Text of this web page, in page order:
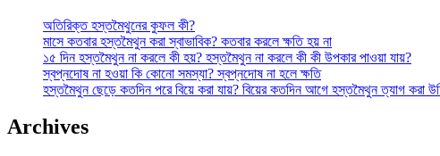
অতিরিক্ত হস্তমৈথুনের কুফল কী?
মাসে কতবার হস্তমৈথুন করা স্বাভাবিক? কতবার করলে ক্ষতি হয় না
১৫ দিন হস্তমৈথুন না করলে কী হয়? হস্তমৈথুন না করলে কী কী উপকার পাওয়া যায়?
স্বপ্নদোষ না হওয়া কি কোনো সমস্যা? স্বপ্নদোষ না হলে ক্ষতি
হস্তমৈথুন ছেড়ে কতদিন পরে বিয়ে করা যায়? বিয়ের কতদিন আগে হস্তমৈথুন ত্যাগ করা
Archives